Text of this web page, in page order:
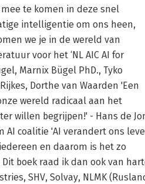
te komen in deze snel
intelligentie om ons heen,
we je in de wereld van
voor het ‘NL AIC AI for
Marnix Bügel PhD., Tyko
Dorthe van Waarden 'Een
wereld radicaal aan het
willen begrijpen!' - Hans de
AI coalitie 'AI verandert ons
en daarom is het zo
boek raad ik dan ook van
SHV, Solvay, NLMK